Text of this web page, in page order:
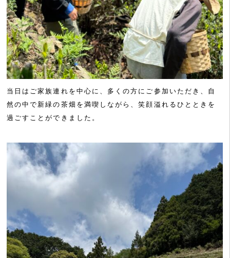
当日はご家族連れを中心に、多くの方にご参加いただき、自
然の中で新緑の茶畑を満喫しながら、笑顔溢れるひとときを
過ごすことができました。